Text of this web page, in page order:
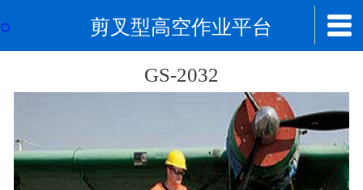

关于我们
人才招聘
资质认证
新闻中心
 剪叉型高空作业平台 
GS-2032